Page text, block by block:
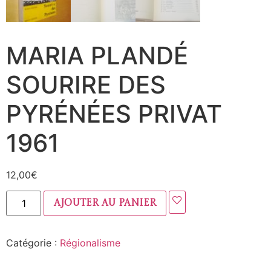
MARIA PLANDÉ
SOURIRE DES
PYRÉNÉES PRIVAT
1961
12,00€
Ajouter au panier
Catégorie : Régionalisme